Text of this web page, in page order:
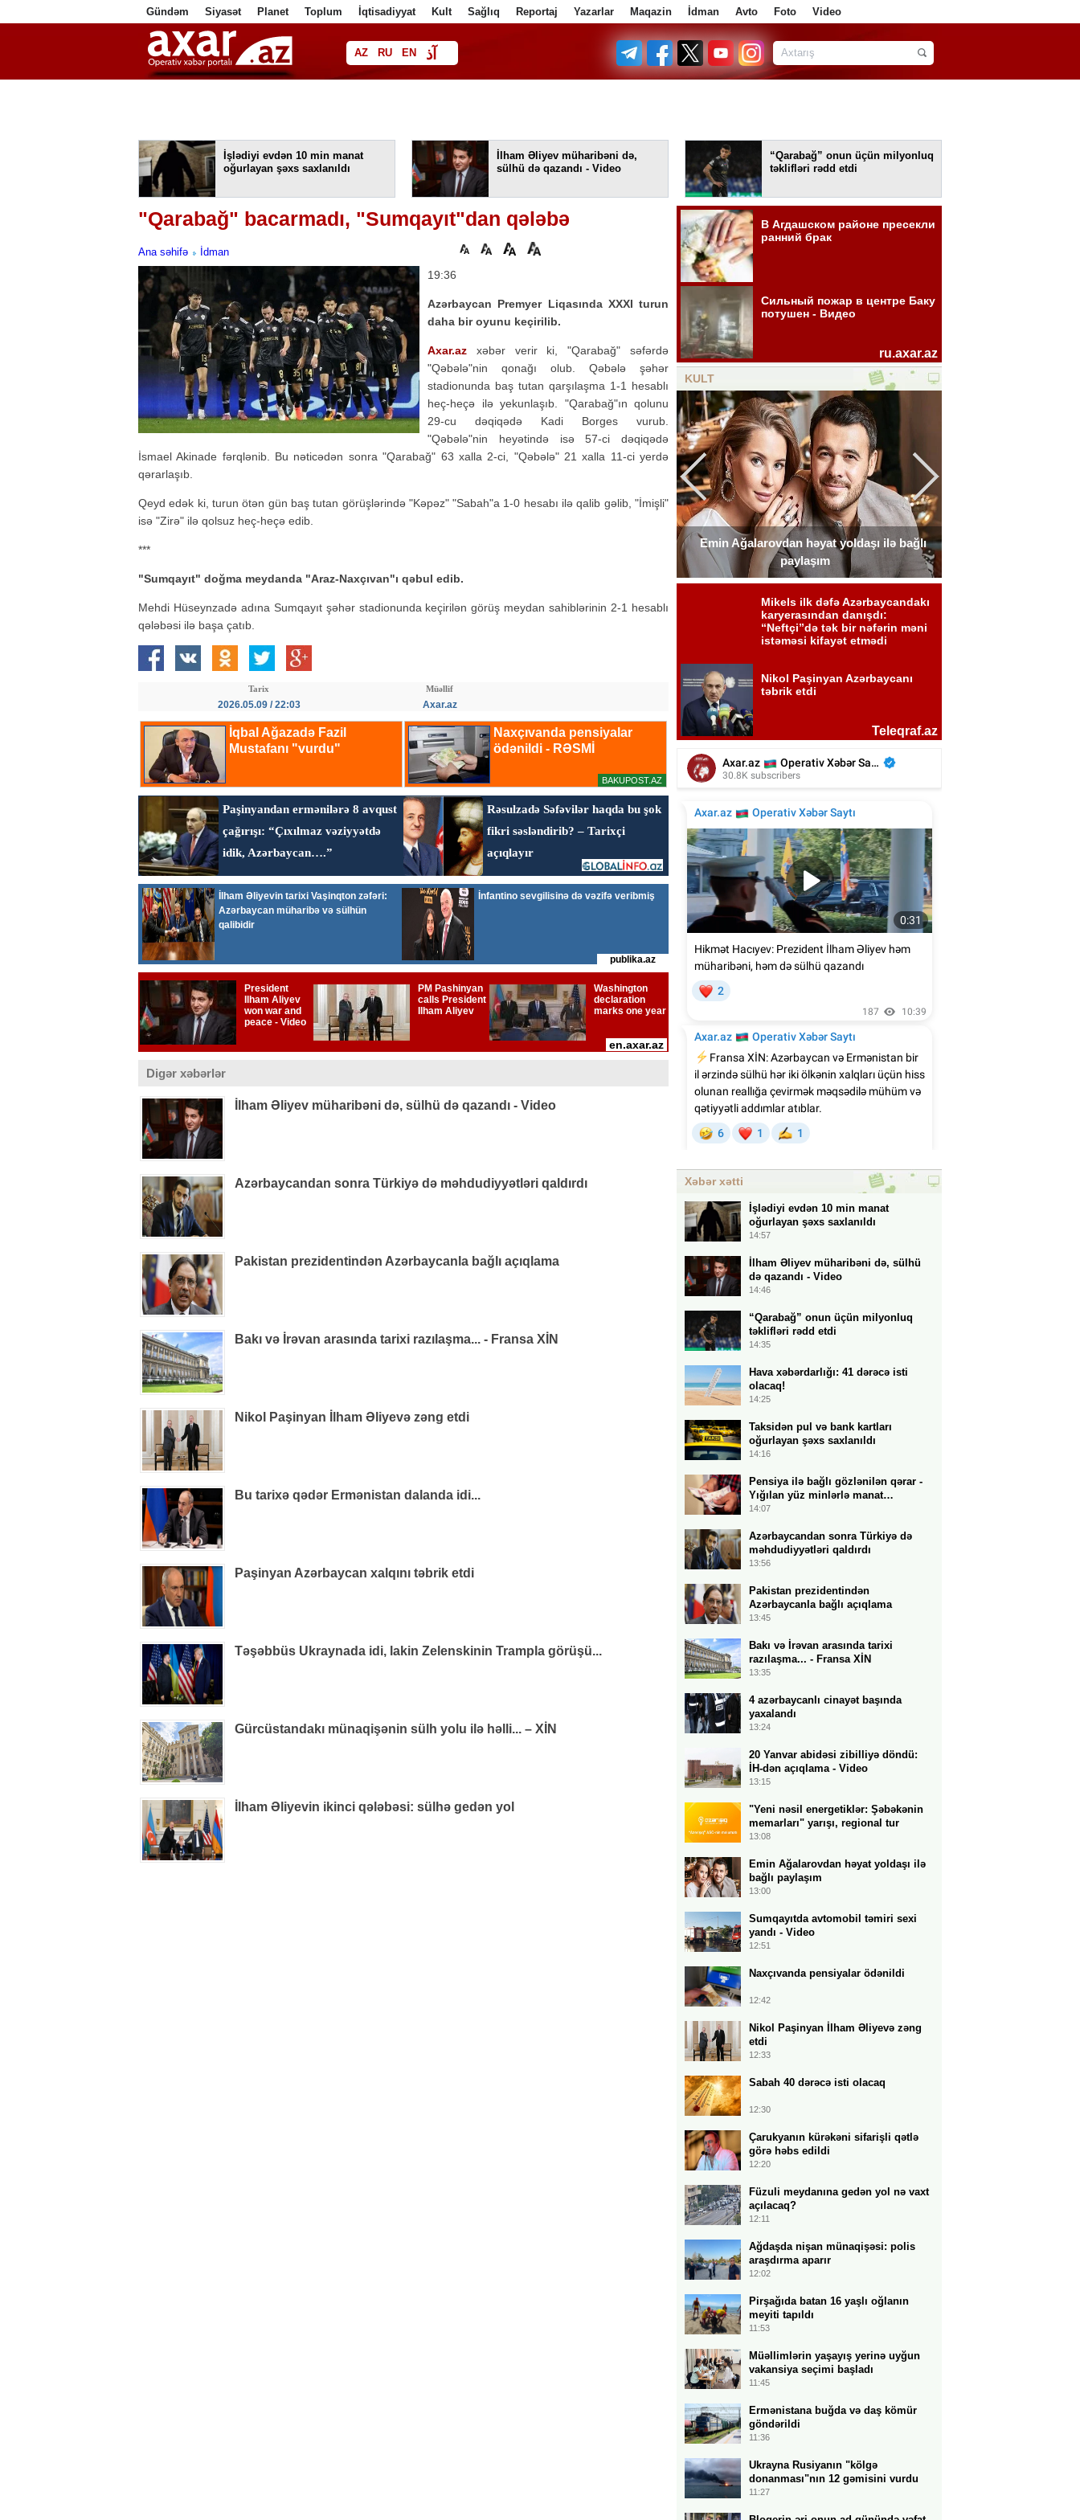
Gündəm Siyasət Planet Toplum İqtisadiyyat Kult Sağlıq Reportaj Yazarlar Maqazin İdman Avto Foto Video
AZ RU EN آذ
فا
İşlədiyi evdən 10 min manat
oğurlayan şəxs saxlanıldı
İlham Əliyev müharibəni də,
sülhü də qazandı - Video
“Qarabağ” onun üçün milyonluq
təklifləri rədd etdi
"Qarabağ" bacarmadı, "Sumqayıt"dan qələbə
Ana səhifə İdman
19:36
Azərbaycan Premyer Liqasında XXXI turun
daha bir oyunu keçirilib.
Axar.az xəbər verir ki, "Qarabağ" səfərdə
"Qəbələ"nin qonağı olub. Qəbələ şəhər
stadionunda baş tutan qarşılaşma 1-1 hesablı
heç-heçə ilə yekunlaşıb. "Qarabağ"ın qolunu
29-cu dəqiqədə Kadi Borges vurub.
"Qəbələ"nin heyətində isə 57-ci dəqiqədə
İsmael Akinade fərqlənib. Bu nəticədən sonra "Qarabağ" 63 xalla 2-ci, "Qəbələ" 21 xalla 11-ci yerdə
qərarlaşıb.
Qeyd edək ki, turun ötən gün baş tutan görüşlərində "Kəpəz" "Sabah"a 1-0 hesabı ilə qalib gəlib, "İmişli"
isə "Zirə" ilə qolsuz heç-heçə edib.
***
"Sumqayıt" doğma meydanda "Araz-Naxçıvan"ı qəbul edib.
Mehdi Hüseynzadə adına Sumqayıt şəhər stadionunda keçirilən görüş meydan sahiblərinin 2-1 hesablı
qələbəsi ilə başa çatıb.
Tarix
2026.05.09 / 22:03
Müəllif
Axar.az
Digər xəbərlər
İlham Əliyev müharibəni də, sülhü də qazandı - Video
Azərbaycandan sonra Türkiyə də məhdudiyyətləri qaldırdı
Pakistan prezidentindən Azərbaycanla bağlı açıqlama
Bakı və İrəvan arasında tarixi razılaşma... - Fransa XİN
Nikol Paşinyan İlham Əliyevə zəng etdi
Bu tarixə qədər Ermənistan dalanda idi...
Paşinyan Azərbaycan xalqını təbrik etdi
Təşəbbüs Ukraynada idi, lakin Zelenskinin Trampla görüşü...
Gürcüstandakı münaqişənin sülh yolu ilə həlli... – XİN
İlham Əliyevin ikinci qələbəsi: sülhə gedən yol
KULT
Emin Ağalarovdan həyat yoldaşı ilə bağlı
paylaşım
Elşad Xosenin ölüm xəbəri yayıldı
Emin Ağalarovdan həyat yoldaşı ilə bağlı
Xəbər xətti
İşlədiyi evdən 10 min manat
oğurlayan şəxs saxlanıldı
14:57
İlham Əliyev müharibəni də, sülhü
də qazandı - Video
14:46
“Qarabağ” onun üçün milyonluq
təklifləri rədd etdi
14:35
Hava xəbərdarlığı: 41 dərəcə isti
olacaq!
14:25
Taksidən pul və bank kartları
oğurlayan şəxs saxlanıldı
14:16
Pensiya ilə bağlı gözlənilən qərar -
Yığılan yüz minlərlə manat…
14:07
Azərbaycandan sonra Türkiyə də
məhdudiyyətləri qaldırdı
13:56
Pakistan prezidentindən
Azərbaycanla bağlı açıqlama
13:45
Bakı və İrəvan arasında tarixi
razılaşma... - Fransa XİN
13:35
4 azərbaycanlı cinayət başında
yaxalandı
13:24
20 Yanvar abidəsi zibilliyə döndü:
İH-dən açıqlama - Video
13:15
"Yeni nəsil energetiklər: Şəbəkənin
memarları" yarışı, regional tur
13:08
Emin Ağalarovdan həyat yoldaşı ilə
bağlı paylaşım
13:00
Sumqayıtda avtomobil təmiri sexi
yandı - Video
12:51
Naxçıvanda pensiyalar ödənildi
12:42
Nikol Paşinyan İlham Əliyevə zəng
etdi
12:33
Sabah 40 dərəcə isti olacaq
12:30
Çarukyanın kürəkəni sifarişli qətlə
görə həbs edildi
12:20
Füzuli meydanına gedən yol nə vaxt
açılacaq?
12:11
Ağdaşda nişan münaqişəsi: polis
araşdırma aparır
12:02
Pirşağıda batan 16 yaşlı oğlanın
meyiti tapıldı
11:53
Müəllimlərin yaşayış yerinə uyğun
vakansiya seçimi başladı
11:45
Ermənistana buğda və daş kömür
göndərildi
11:36
Ukrayna Rusiyanın "kölgə
donanması"nın 12 gəmisini vurdu
11:27